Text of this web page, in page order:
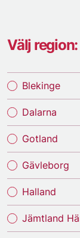
Välj region:
Blekinge
Dalarna
Gotland
Gävleborg
Halland
Jämtland